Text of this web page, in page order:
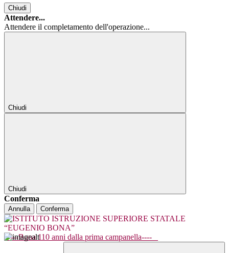
Chiudi
Attendere...
Attendere il completamento dell'operazione...
Chiudi
Chiudi
Conferma
Annulla Conferma
----Bona 110 anni dalla prima campanella----